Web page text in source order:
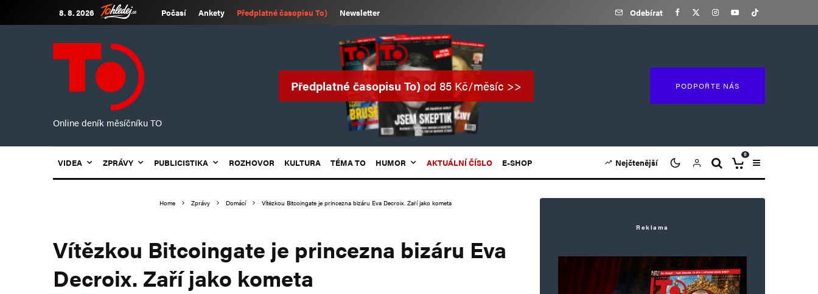
8. 8. 2026 Počasí Ankety Předplatné časopisu To) Newsletter Odebírat
Online deník měsíčníku TO
Předplatné časopisu To)od 85 Kč/měsíc >> PODPOŘTE NÁS
VIDEA ZPRÁVY PUBLICISTIKA ROZHOVOR KULTURA TÉMA TO HUMOR AKTUÁLNÍ ČÍSLO E-SHOP Nejčtenější
0
Home Zprávy Domácí Vítězkou Bitcoingate je princezna bizáru Eva Decroix. Zaří jako kometa
Vítězkou Bitcoingate je princezna bizáru Eva
Decroix. Zaří jako kometa
Reklama